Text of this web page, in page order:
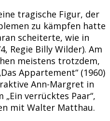
tragische Figur, der
zu kämpfen hatte
scheiterte, wie in
Regie Billy Wilder). Am
meistens trotzdem,
Appartement“ (1960)
Ann-Margret in
verrücktes Paar“,
mit Walter Matthau.